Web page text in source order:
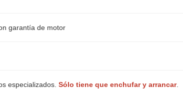
garantía de motor
especializados. Sólo tiene que enchufar y arrancar.